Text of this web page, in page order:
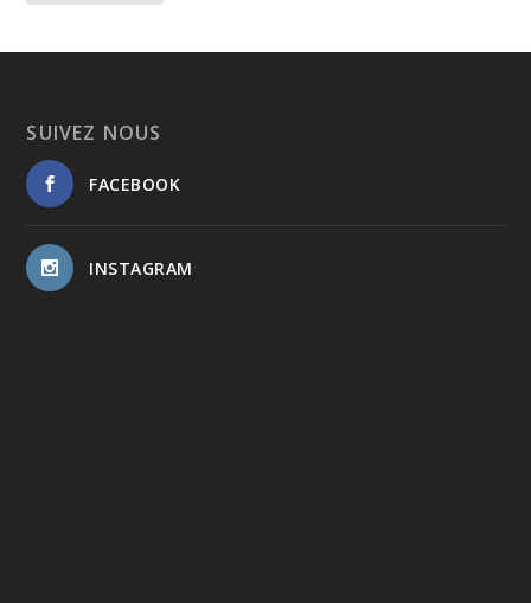
SUIVEZ NOUS
FACEBOOK
INSTAGRAM